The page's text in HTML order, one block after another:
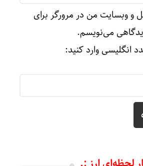
و وبسایت من در مرورگر برای
می‌نویسم.
انگلیسی وارد کنید: